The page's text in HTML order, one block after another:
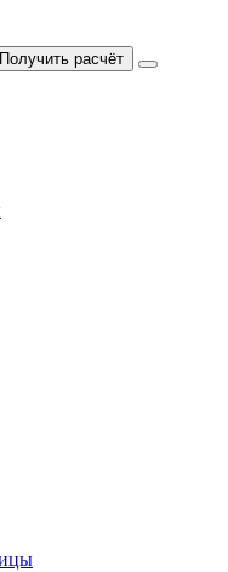
Получить расчёт